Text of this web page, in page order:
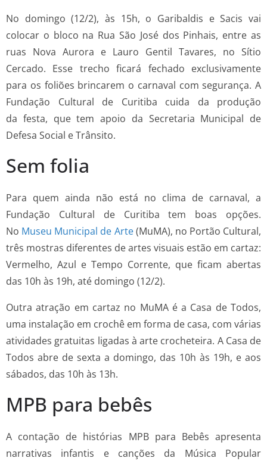
No domingo (12/2), às 15h, o Garibaldis e Sacis vai
colocar o bloco na Rua São José dos Pinhais, entre as
ruas Nova Aurora e Lauro Gentil Tavares, no Sítio
Cercado. Esse trecho ficará fechado exclusivamente
para os foliões brincarem o carnaval com segurança. A
Fundação Cultural de Curitiba cuida da produção
da festa, que tem apoio da Secretaria Municipal de
Defesa Social e Trânsito.
Sem folia
Para quem ainda não está no clima de carnaval, a
Fundação Cultural de Curitiba tem boas opções.
No Museu Municipal de Arte(MuMA), no Portão Cultural,
três mostras diferentes de artes visuais estão em cartaz:
Vermelho, Azul e Tempo Corrente, que ficam abertas
das 10h às 19h, até domingo (12/2).
Outra atração em cartaz no MuMA é a Casa de Todos,
uma instalação em crochê em forma de casa, com várias
atividades gratuitas ligadas à arte crocheteira. A Casa de
Todos abre de sexta a domingo, das 10h às 19h, e aos
sábados, das 10h às 13h.
MPB para bebês
A contação de histórias MPB para Bebês apresenta
narrativas infantis e canções da Música Popular